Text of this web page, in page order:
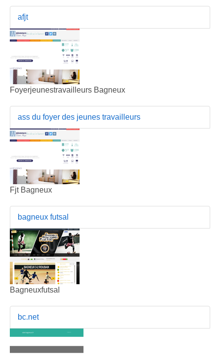
afjt
Foyerjeunestravailleurs Bagneux
ass du foyer des jeunes travailleurs
Fjt Bagneux
bagneux futsal
Bagneuxfutsal
bc.net